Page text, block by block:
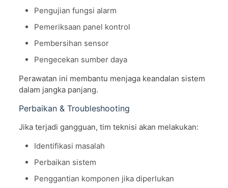
Pengujian fungsi alarm
Pemeriksaan panel kontrol
Pembersihan sensor
Pengecekan sumber daya
Perawatan ini membantu menjaga keandalan sistem
dalam jangka panjang.
Perbaikan & Troubleshooting
Jika terjadi gangguan, tim teknisi akan melakukan:
Identifikasi masalah
Perbaikan sistem
Penggantian komponen jika diperlukan